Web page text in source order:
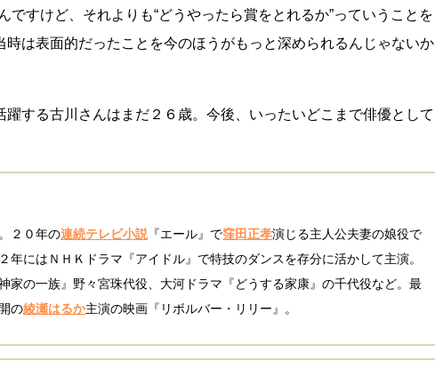
ですけど、それよりも“どうやったら賞をとれるか”っていうことを
は表面的だったことを今のほうがもっと深められるんじゃないか
する古川さんはまだ２６歳。今後、いったいどこまで俳優として
２０年の連続テレビ小説 『エール』で窪田正孝演じる主人公夫妻の娘役で
年にはＮＨＫドラマ『アイドル』で特技のダンスを存分に活かして主演。
家の一族』野々宮珠代役、大河ドラマ『どうする家康』の千代役など。最
の綾瀬はるか主演の映画『リボルバー・リリー』。